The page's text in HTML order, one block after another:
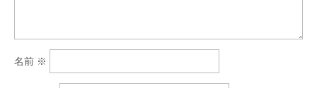
名前 ※